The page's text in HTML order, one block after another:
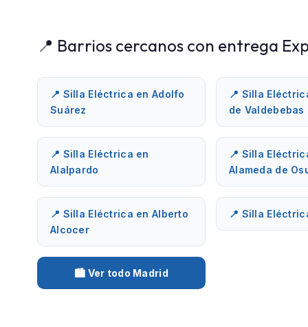
📍 Barrios cercanos con entrega
📍 Silla Eléctrica en Adolfo
Suárez
📍 Silla
de Valdebebas
📍 Silla Eléctrica en
Alalpardo
📍 Silla
Alameda de
📍 Silla Eléctrica en Alberto
Alcocer
📍 Silla
🏙️ Ver todo Madrid